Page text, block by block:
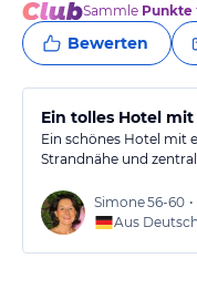
Sammle Punkte
Bewerten
Ein tolles Hotel
Ein schönes Hotel mit
Strandnähe und
Simone56-60 •
Aus